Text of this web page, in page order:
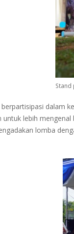
Stand
dalam
lebih
lomba